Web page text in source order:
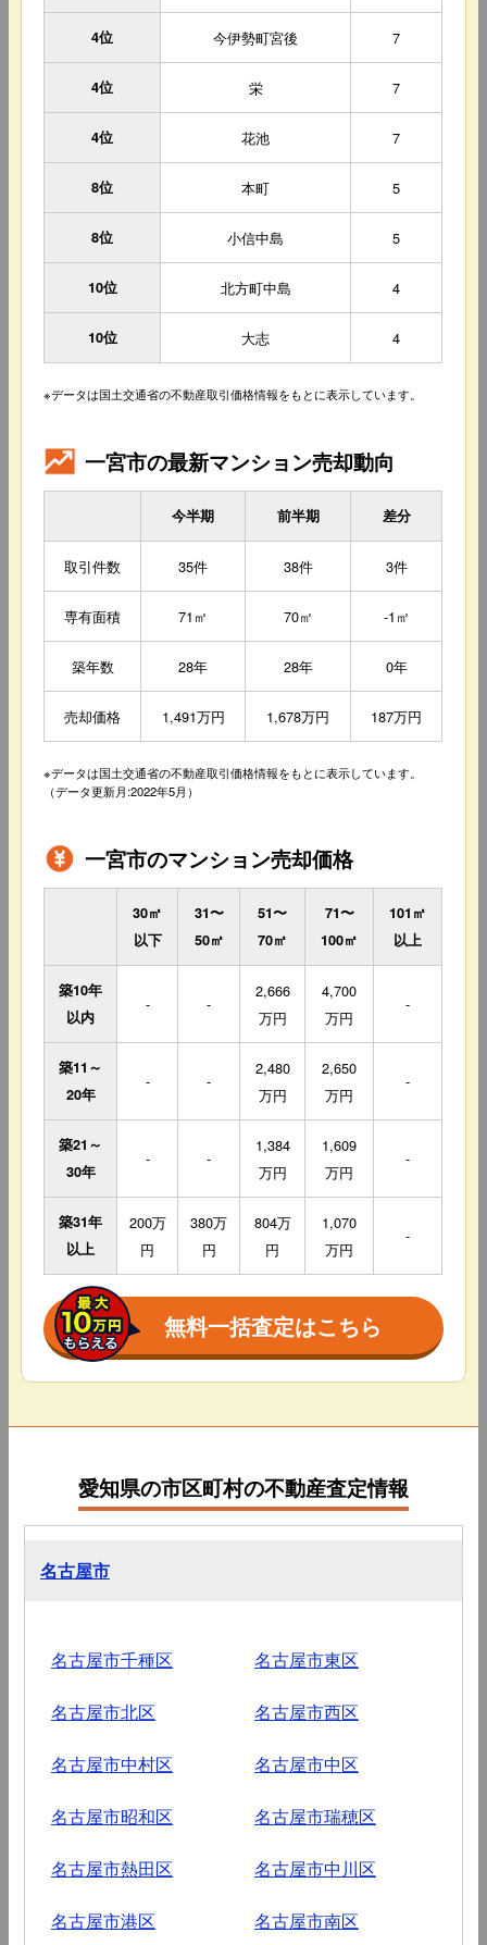
4位 今伊勢町宮後 7
4位 栄 7
4位 花池 7
8位 本町 5
8位 小信中島 5
10位 北方町中島 4
10位 大志 4
※データは国土交通省の不動産取引価格情報をもとに表示しています。
一宮市の最新マンション売却動向
今半期 前半期 差分
取引件数 35件 38件 3件
専有面積 71㎡ 70㎡ -1㎡
築年数 28年 28年 0年
売却価格 1,491万円 1,678万円 187万円
※データは国土交通省の不動産取引価格情報をもとに表示しています。
（データ更新月:2022年5月）
一宮市のマンション売却価格
30㎡
以下
31〜
50㎡
51〜
70㎡
71〜
100㎡
101㎡
以上
築10年
以内
- -
2,666
万円
4,700
万円
-
築11～
20年
- -
2,480
万円
2,650
万円
-
築21～
30年
- -
1,384
万円
1,609
万円
-
築31年
以上
200万
円
380万
円
804万
円
1,070
万円
-
無料一括査定はこちら
愛知県の市区町村の不動産査定情報
名古屋市
名古屋市千種区 名古屋市東区
名古屋市北区 名古屋市西区
名古屋市中村区 名古屋市中区
名古屋市昭和区 名古屋市瑞穂区
名古屋市熱田区 名古屋市中川区
名古屋市港区 名古屋市南区